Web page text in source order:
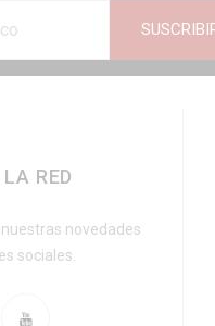
RED
novedades
sociales.